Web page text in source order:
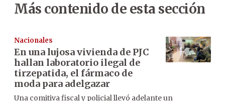
Más contenido de esta sección
Nacionales
En una lujosa vivienda de PJC
hallan laboratorio ilegal de
tirzepatida, el fármaco de
moda para adelgazar
Una comitiva fiscal y policial llevó adelante un